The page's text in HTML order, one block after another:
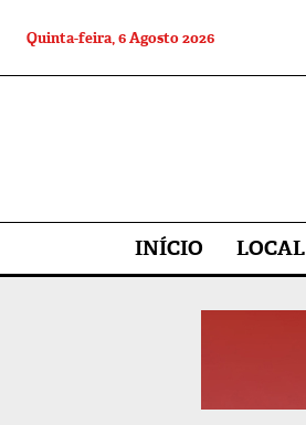
Quinta-feira, 6 Agosto 2026
INÍCIO LOCAL